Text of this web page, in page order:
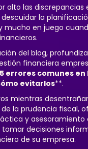
alto las discrepancias
la
mucho en juego
del blog,
financiera
5 errores comunes en
evitarlos**.
mientras
la prudencia fiscal,
y asesoramiento
decisiones
de su empresa.